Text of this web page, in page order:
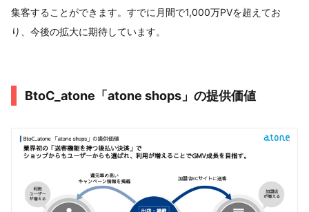
集客することができます。すでに月間で1,000万PVを超えてお
り、今後の拡大に期待しています。
BtoC_atone「atone shops」の提供価値